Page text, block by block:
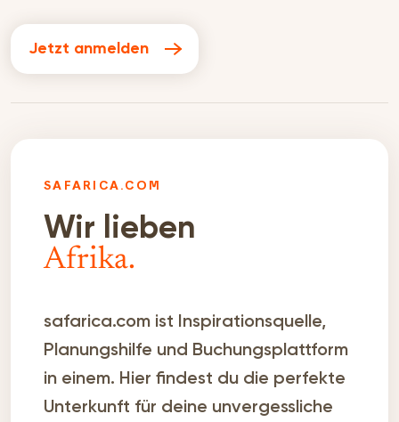
Jetzt anmelden
SAFARICA.COM
Wir lieben
Afrika.
safarica.com ist Inspirationsquelle,
Planungshilfe und Buchungsplattform
in einem. Hier findest du die perfekte
Unterkunft für deine unvergessliche